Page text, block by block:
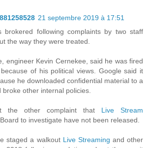
21 septembre 2019 à 17:51
brokered following complaints by two staff
the way they were treated.
engineer Kevin Cernekee, said he was fired
of his political views. Google said it
he downloaded confidential material to a
broke other internal policies.
the other complaint that Live Stream
to investigate have not been released.
staged a walkout Live Streaming and other